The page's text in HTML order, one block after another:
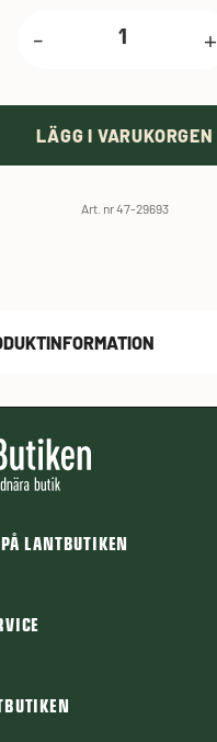
- +
LÄGG I VARUKORGEN
Art. nr 47-29693
LANTBUTIKEN
svar